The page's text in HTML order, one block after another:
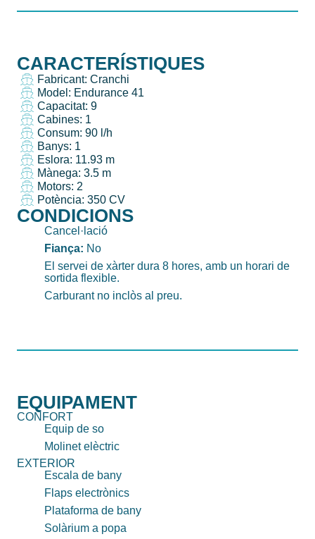
CARACTERÍSTIQUES
Fabricant: Cranchi
Model: Endurance 41
Capacitat: 9
Cabines: 1
Consum: 90 l/h
Banys: 1
Eslora: 11.93 m
Mànega: 3.5 m
Motors: 2
Potència: 350 CV
CONDICIONS
Cancel·lació
Fiança: No
El servei de xàrter dura 8 hores, amb un horari de
sortida flexible.
Carburant no inclòs al preu.
EQUIPAMENT
CONFORT
Equip de so
Molinet elèctric
EXTERIOR
Escala de bany
Flaps electrònics
Plataforma de bany
Solàrium a popa